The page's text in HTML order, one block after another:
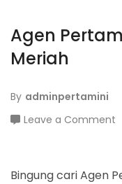
Agen
Meriah
By adminpertamini
Leave a Comment
Bingung cari Agen